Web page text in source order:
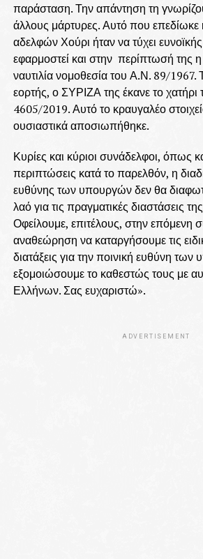
παράσταση. Την απάντηση τη
άλλους μάρτυρες. Αυτό που επεδίωκε
αδελφών Χούρι ήταν να τύχει
εφαρμοστεί και στην περίπτωσή της η
ναυτιλία νομοθεσία του Α.Ν. 89/1967.
εορτής, ο ΣΥΡΙΖΑ της έκανε το χατήρι
4605/2019. Αυτό το κραυγαλέο
ουσιαστικά αποσιωπήθηκε.
Κυρίες και κύριοι συνάδελφοι, όπως
περιπτώσεις κατά το παρελθόν, η
ευθύνης των υπουργών δεν θα
λαό για τις πραγματικές διαστάσεις
Οφείλουμε, επιτέλους, στην επόμενη
αναθεώρηση να καταργήσουμε τις
διατάξεις για την ποινική ευθύνη
εξομοιώσουμε το καθεστώς τους με
Ελλήνων. Σας ευχαριστώ».
ADVERTISEMENT